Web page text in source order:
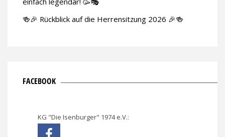
🍻🎉 Rückblick auf die Herrensitzung 2026 🎉🍻
FACEBOOK
KG "Die Isenburger" 1974 e.V.: